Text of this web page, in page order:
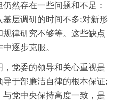
然存在一些问题和不足：
层调研的时间不多;对新形
律研究不够等。这些缺点
逐步克服。
党委的领导和关心重视是
于部廉洁自律的根本保证;
党中央保持高度一致，是